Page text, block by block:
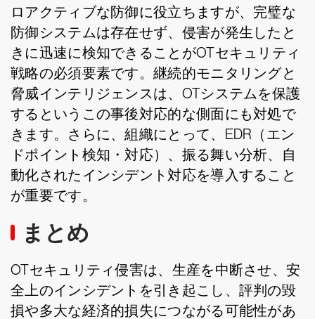
ロアクティブな防御に役立ちますが、完璧な
防御システムは存在せず、侵害が発生したと
きに迅速に検知できることがOTセキュリティ
戦略の必須要素です。継続的モニタリングと
脅威インテリジェンスは、OTシステムを保護
するというこの事後対応的な側面にも対処で
きます。さらに、組織にとって、EDR（エン
ドポイント検知・対応）、振る舞い分析、自
動化されたインシデント対応を導入すること
が重要です。
まとめ
OTセキュリティ侵害は、生産を中断させ、安
全上のインシデントを引き起こし、評判の毀
損や多大な経済的損失につながる可能性があ